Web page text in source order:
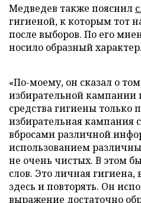
Медведев также пояснил
гигиеной, к которым тот
после выборов. По его
носило образный характер.
«По-моему, он сказал о
избирательной
средства гигиены только
избирательная кампания
вбросами различной
использованием
не очень чистых. В этом
слов. Это личная
здесь и повторять. Он
выражение достаточно